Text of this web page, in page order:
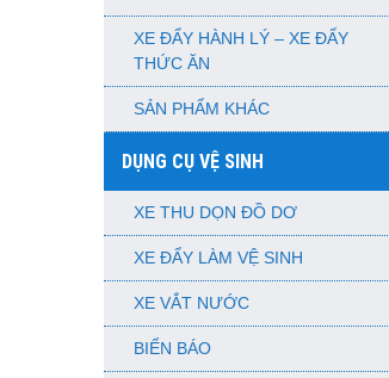
XE ĐẨY HÀNH LÝ – XE ĐẨY
THỨC ĂN
SẢN PHẨM KHÁC
DỤNG CỤ VỆ SINH
XE THU DỌN ĐỒ DƠ
XE ĐẨY LÀM VỆ SINH
XE VẮT NƯỚC
BIỂN BÁO